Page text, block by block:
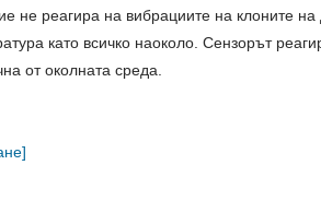
не реагира на вибрациите на клоните на
като всичко наоколо. Сензорът
от околната среда.